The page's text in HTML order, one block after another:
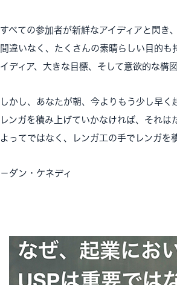
すべての参加者が新鮮なアイディアと閃き
間違いなく、たくさんの素晴らしい目的
イディア、大きな目標、そして意欲的な構
しかし、あなたが朝、今よりもう少し早
レンガを積み上げていかなければ、それ
よってではなく、レンガ工の手でレンガを
－ダン・ケネディ